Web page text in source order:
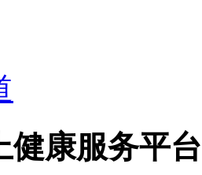
健康服务平台